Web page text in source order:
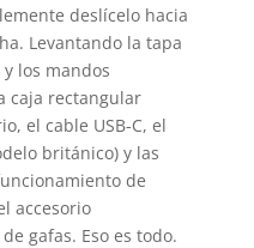
deslícelo hacia
Levantando la tapa
los mandos
caja rectangular
el cable USB-C, el
británico) y las
de
accesorio
gafas. Eso es todo.